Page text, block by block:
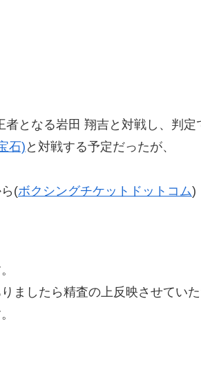
となる岩田 翔吉と対戦し、判定
石)と対戦する予定だったが、
(ボクシングチケットドットコム)
ましたら精査の上反映させてい